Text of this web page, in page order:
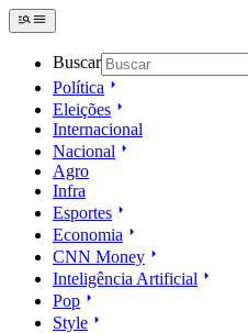
Buscar
Política
Eleições
Internacional
Nacional
Agro
Infra
Esportes
Economia
CNN Money
Inteligência Artificial
Pop
Style